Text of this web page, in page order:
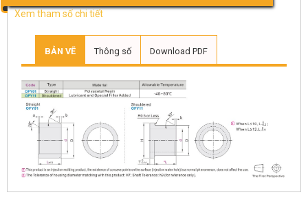
Xem tham số chi tiết
BẢN VẼ Thông số Download PDF